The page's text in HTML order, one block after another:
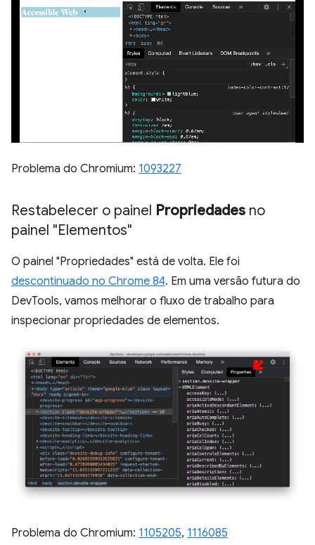
Problema do Chromium: 1093227
Restabelecer o painel Propriedades no
painel "Elementos"
O painel "Propriedades" está de volta. Ele foi
descontinuado no Chrome 84. Em uma versão futura do
DevTools, vamos melhorar o fluxo de trabalho para
inspecionar propriedades de elementos.
Problema do Chromium: 1105205, 1116085